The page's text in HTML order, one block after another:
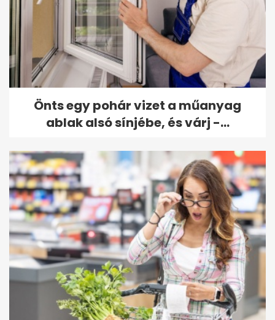
Önts egy pohár vizet a műanyag
ablak alsó sínjébe, és várj -...